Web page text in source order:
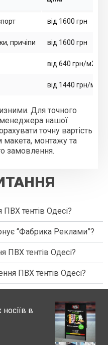
від 1600 грн
причіпи від 1600 грн
від 640 грн/м2
від 1440 грн/м2
Для точного
менеджера нашої
точну вартість
макета, монтажу та
замовлення.
тентів Одесі?
“Фабрика Реклами”?
ПВХ тентів Одесі?
ПВХ тентів Одесі?
в